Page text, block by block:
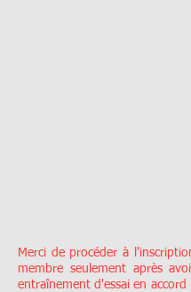
Merci de procéder à
membre seulement après
entraînement d'essai en accord